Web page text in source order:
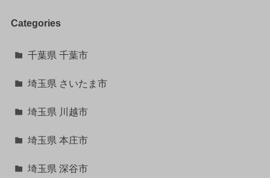
Categories
千葉県 千葉市
埼玉県 さいたま市
埼玉県 川越市
埼玉県 本庄市
埼玉県 深谷市